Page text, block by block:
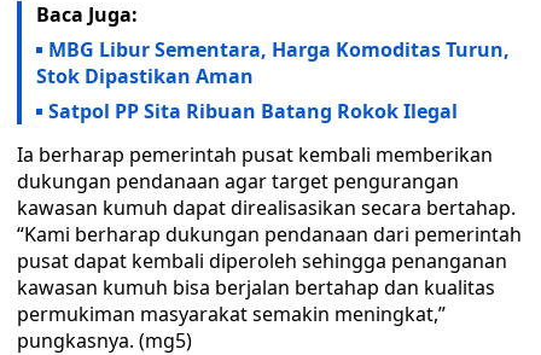
Baca Juga:
MBG Libur Sementara, Harga Komoditas Turun,
Stok Dipastikan Aman
Satpol PP Sita Ribuan Batang Rokok Ilegal
Ia berharap pemerintah pusat kembali memberikan
dukungan pendanaan agar target pengurangan
kawasan kumuh dapat direalisasikan secara bertahap.
“Kami berharap dukungan pendanaan dari pemerintah
pusat dapat kembali diperoleh sehingga penanganan
kawasan kumuh bisa berjalan bertahap dan kualitas
permukiman masyarakat semakin meningkat,”
pungkasnya. (mg5)